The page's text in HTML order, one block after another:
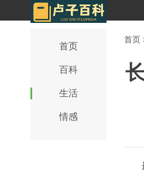
首页
百科
生活
情感
首页